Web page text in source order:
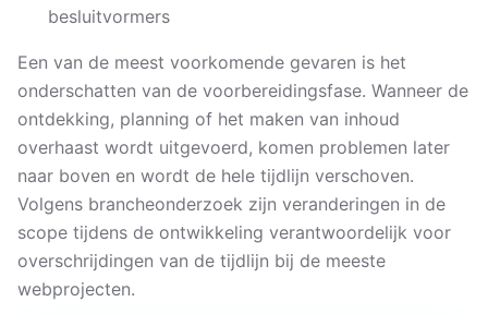
besluitvormers
Een van de meest voorkomende gevaren is het
onderschatten van de voorbereidingsfase. Wanneer de
ontdekking, planning of het maken van inhoud
overhaast wordt uitgevoerd, komen problemen later
naar boven en wordt de hele tijdlijn verschoven.
Volgens brancheonderzoek zijn veranderingen in de
scope tijdens de ontwikkeling verantwoordelijk voor
overschrijdingen van de tijdlijn bij de meeste
webprojecten.